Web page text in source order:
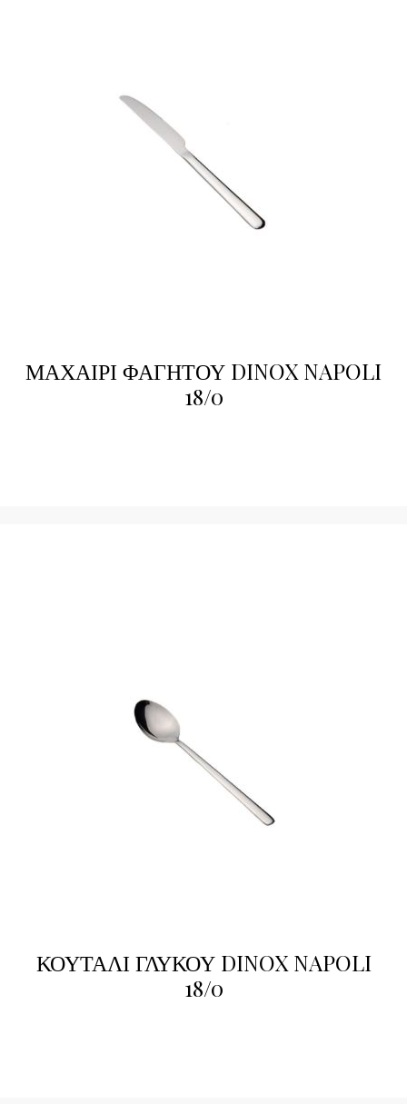
ΜΑΧΑΙΡΙ ΦΑΓΗΤΟΥ DINOX NAPOLI
18/0
ΚΟΥΤΑΛΙ ΓΛΥΚΟΥ DINOX NAPOLI
18/0